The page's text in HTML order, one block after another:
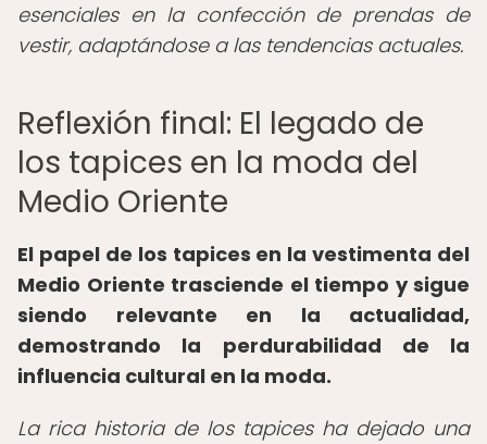
esenciales en la confección de prendas de
vestir, adaptándose a las tendencias actuales.
Reflexión final: El legado de
los tapices en la moda del
Medio Oriente
El papel de los tapices en la vestimenta del
Medio Oriente trasciende el tiempo y sigue
siendo relevante en la actualidad,
demostrando la perdurabilidad de la
influencia cultural en la moda.
La rica historia de los tapices ha dejado una